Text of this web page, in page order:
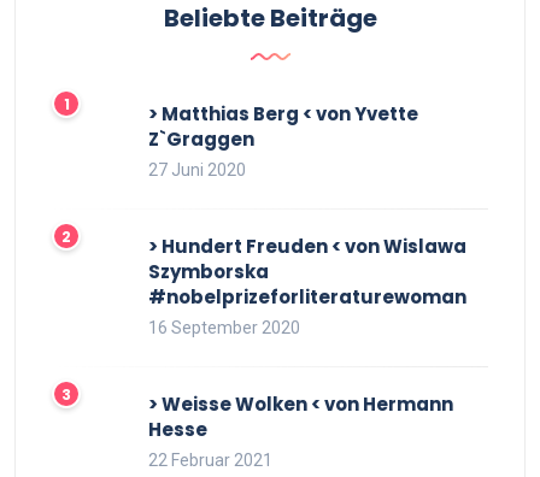
Beliebte Beiträge
> Matthias Berg < von Yvette
Z`Graggen
27 Juni 2020
> Hundert Freuden < von Wislawa
Szymborska
#nobelprizeforliteraturewoman
16 September 2020
> Weisse Wolken < von Hermann
Hesse
22 Februar 2021